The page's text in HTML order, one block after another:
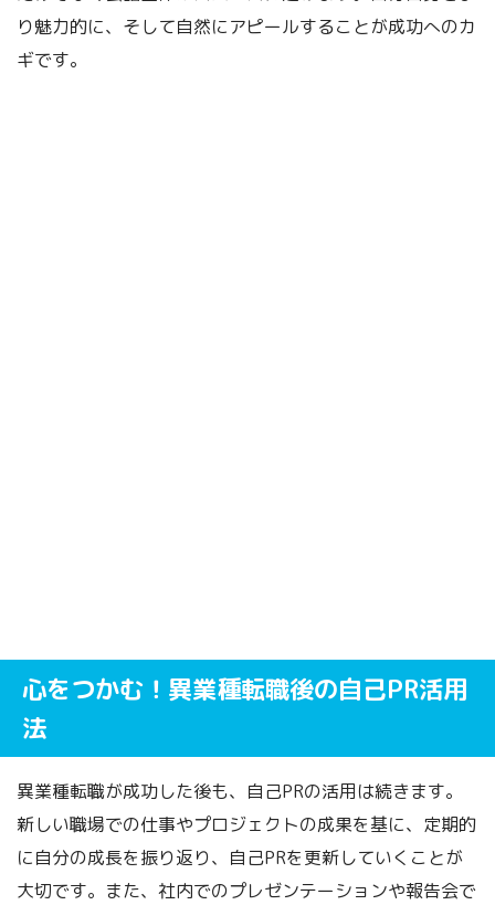
り魅力的に、そして自然にアピールすることが成功へのカ
ギです。
心をつかむ！異業種転職後の自己PR活用
法
異業種転職が成功した後も、自己PRの活用は続きます。
新しい職場での仕事やプロジェクトの成果を基に、定期的
に自分の成長を振り返り、自己PRを更新していくことが
大切です。また、社内でのプレゼンテーションや報告会で